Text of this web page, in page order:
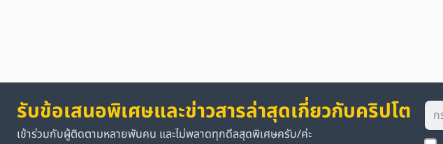
รับข้อเสนอพิเศษและข่าวสารล่าสุดเกี่ยวกับคริปโต
เข้าร่วมกับผู้ติดตามหลายพันคน และไม่พลาดทุกดีลสุดพิเศษครับ/ค่ะ